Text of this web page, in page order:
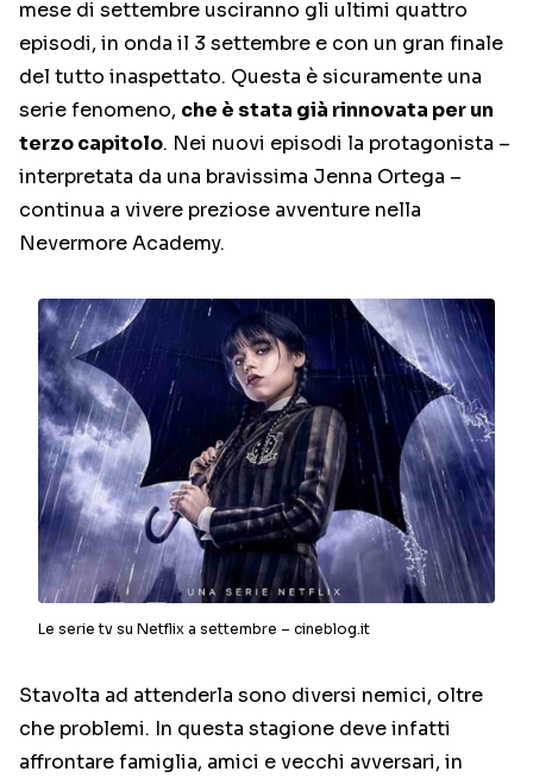
mese di settembre usciranno gli ultimi quattro
episodi, in onda il 3 settembre e con un gran finale
del tutto inaspettato. Questa è sicuramente una
serie fenomeno, che è stata già rinnovata per un
terzo capitolo. Nei nuovi episodi la protagonista –
interpretata da una bravissima Jenna Ortega –
continua a vivere preziose avventure nella
Nevermore Academy.
Le serie tv su Netflix a settembre – cineblog.it
Stavolta ad attenderla sono diversi nemici, oltre
che problemi. In questa stagione deve infatti
affrontare famiglia, amici e vecchi avversari, in